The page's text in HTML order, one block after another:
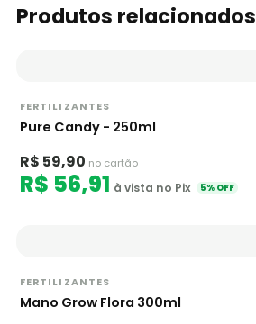
Produtos relacionados
FERTILIZANTES
Pure Candy - 250ml
R$ 59,90 no cartão
R$ 56,91 à vista no Pix 5% OFF
FERTILIZANTES
Mano Grow Flora 300ml